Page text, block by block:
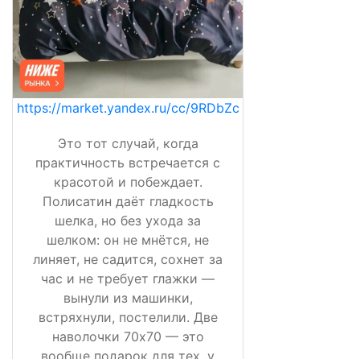
https://market.yandex.ru/cc/9RDbZc
Это тот случай, когда
практичность встречается с
красотой и побеждает.
Полисатин даёт гладкость
шелка, но без ухода за
шелком: он не мнётся, не
линяет, не садится, сохнет за
час и не требует глажки —
вынули из машинки,
встряхнули, постелили. Две
наволочки 70х70 — это
вообще подарок для тех, у